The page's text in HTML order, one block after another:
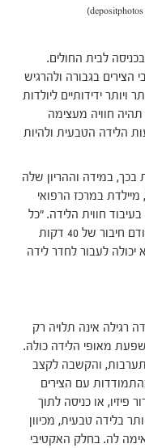
לבית החולים.
בגבורה ולהרגיש
ידידותיים ליולדות
חוויה מעצימה
הלידה הטבעית ולהיות
במידה וההריון שלה
מיילדת במרכז הרפואי
חווית הלידה. "כל
יולדת שמגיעה לחדר הלידה צריכה לעבור קודם חיבור של 40 דקות
יכולה לעבור לחדר לידה
רגילה אינה תלויה רק
מאופי הלידה כולה.
והקשבה לקצב
עם הצירים
פיזיו, או כניסה לתוך
בלידה טבעית, מכיוון
לה. בחלק האקטיבי